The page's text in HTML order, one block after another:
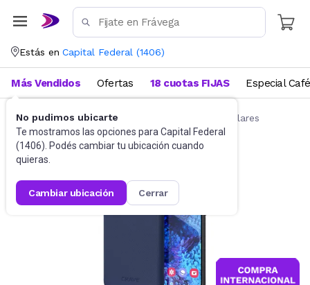
Estás en Capital Federal (1406)
No pudimos ubicarte
Te mostramos las opciones para Capital Federal
(1406). Podés cambiar tu ubicación cuando
quieras.
cambiar ubicación cerrar
Más Vendidos Ofertas 18 cuotas FIJAS Especial Café
Accesorios para Celulares Fundas para celulares